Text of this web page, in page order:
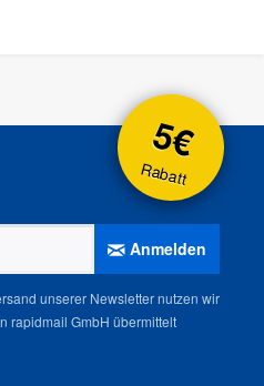
5€
Rabatt
Anmelden
unserer Newsletter nutzen wir
rapidmail GmbH übermittelt